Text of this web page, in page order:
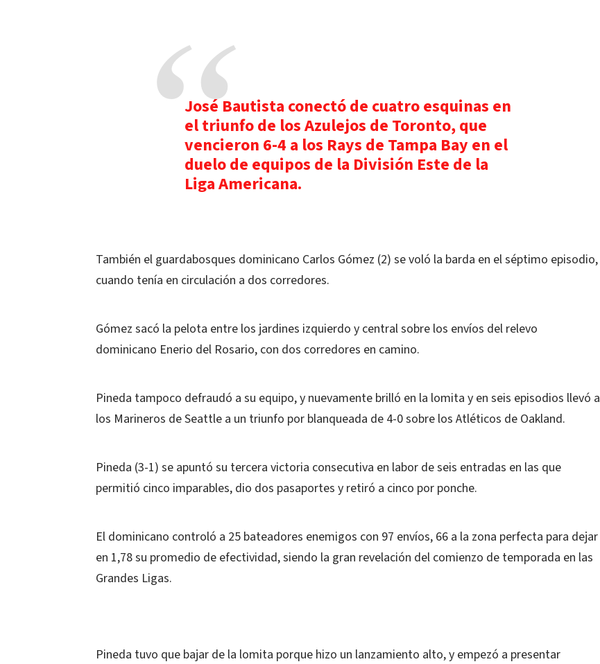
José Bautista conectó de cuatro esquinas en
el triunfo de los Azulejos de Toronto, que
vencieron 6-4 a los Rays de Tampa Bay en el
duelo de equipos de la División Este de la
Liga Americana.
También el guardabosques dominicano Carlos Gómez (2) se voló la barda en el séptimo episodio,
cuando tenía en circulación a dos corredores.
Gómez sacó la pelota entre los jardines izquierdo y central sobre los envíos del relevo
dominicano Enerio del Rosario, con dos corredores en camino.
Pineda tampoco defraudó a su equipo, y nuevamente brilló en la lomita y en seis episodios llevó a
los Marineros de Seattle a un triunfo por blanqueada de 4-0 sobre los Atléticos de Oakland.
Pineda (3-1) se apuntó su tercera victoria consecutiva en labor de seis entradas en las que
permitió cinco imparables, dio dos pasaportes y retiró a cinco por ponche.
El dominicano controló a 25 bateadores enemigos con 97 envíos, 66 a la zona perfecta para dejar
en 1,78 su promedio de efectividad, siendo la gran revelación del comienzo de temporada en las
Grandes Ligas.
Pineda tuvo que bajar de la lomita porque hizo un lanzamiento alto, y empezó a presentar